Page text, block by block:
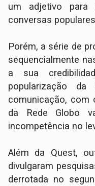
um adjetivo para
conversas
Porém, a série de
sequencialmente
a sua
popularização
comunicação, com
da Rede Globo
incompetência no
Além da Quest,
divulgaram
derrotada no